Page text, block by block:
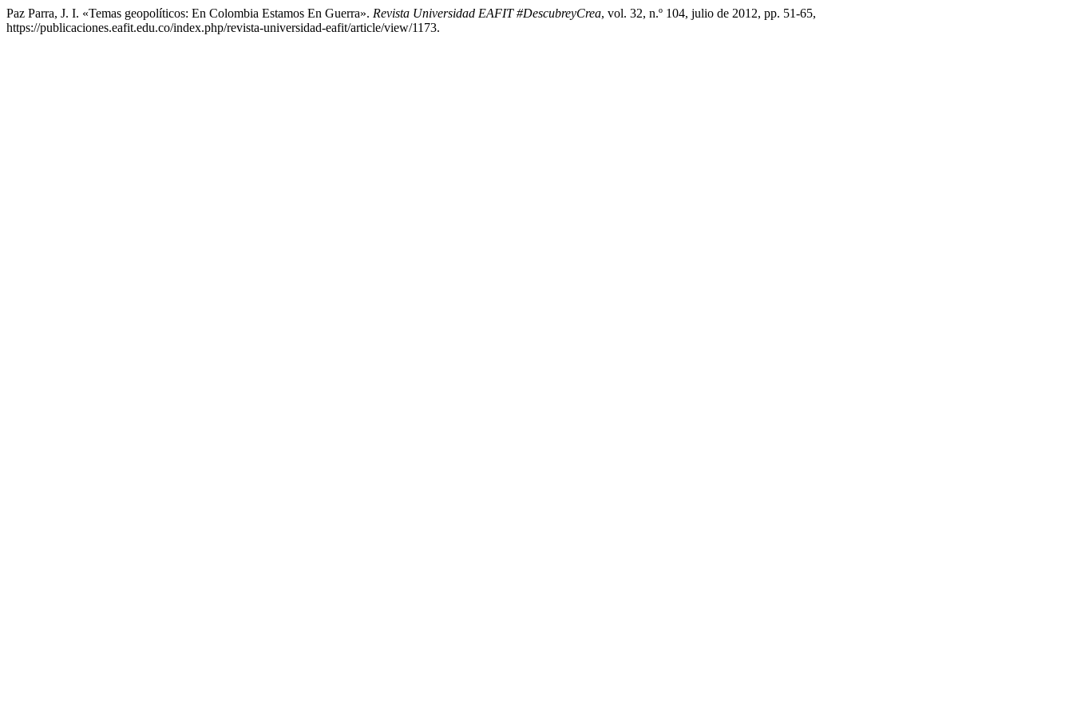
Paz Parra, J. I. «Temas geopolíticos: En Colombia Estamos En Guerra». Revista Universidad EAFIT #DescubreyCrea, vol. 32, n.º 104, julio de 2012, pp. 51-65,
https://publicaciones.eafit.edu.co/index.php/revista-universidad-eafit/article/view/1173.